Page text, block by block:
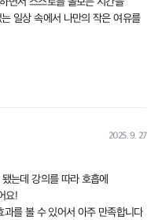
일상 속에서 나만의 작은 여유를
2025. 9. 27
는데 강의를 따라 호흡에
요!
를 볼 수 있어서 아주 만족합니다